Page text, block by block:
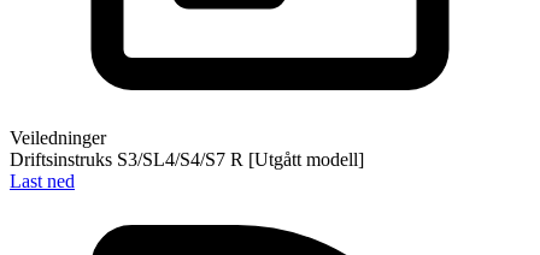
Veiledninger
Driftsinstruks S3/SL4/S4/S7 R [Utgått modell]
Last ned